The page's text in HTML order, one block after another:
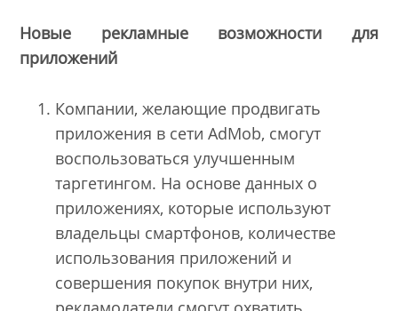
Новые рекламные возможности для
приложений
Компании, желающие продвигать
приложения в сети AdMob, смогут
воспользоваться улучшенным
таргетингом. На основе данных о
приложениях, которые используют
владельцы смартфонов, количестве
использования приложений и
совершения покупок внутри них,